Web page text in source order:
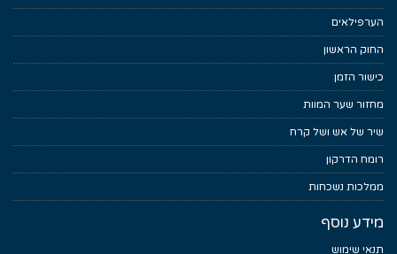
הערפילאים
החוק הראשון
כישור הזמן
מחזור שער המוות
שיר של אש ושל קרח
רומח הדרקון
ממלכות נשכחות
מידע נוסף
תנאי שימוש